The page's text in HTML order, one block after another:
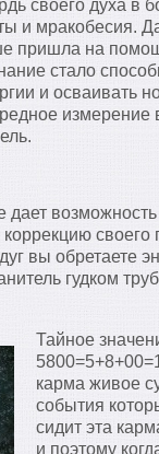
своего духа в
и мракобесия.
пришла на
стало
и осваивать
измерение
вы обретаете
гудком
Тайное
карма живое
события
сидит эта
и поэтому